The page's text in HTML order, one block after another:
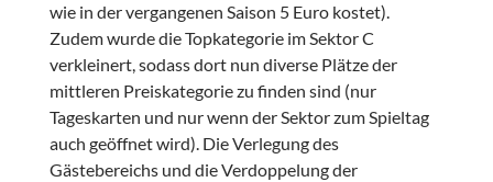
wie in der vergangenen Saison 5 Euro kostet).
Zudem wurde die Topkategorie im Sektor C
verkleinert, sodass dort nun diverse Plätze der
mittleren Preiskategorie zu finden sind (nur
Tageskarten und nur wenn der Sektor zum Spieltag
auch geöffnet wird). Die Verlegung des
Gästebereichs und die Verdoppelung der